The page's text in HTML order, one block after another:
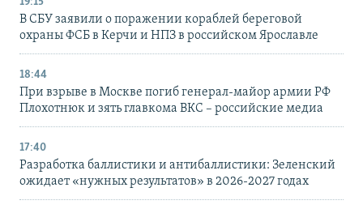
В СБУ заявили о поражении кораблей береговой
охраны ФСБ в Керчи и НПЗ в российском Ярославле
18:44
При взрыве в Москве погиб генерал-майор армии РФ
Плохотнюк и зять главкома ВКС – российские медиа
17:40
Разработка баллистики и антибаллистики: Зеленский
ожидает «нужных результатов» в 2026-2027 годах